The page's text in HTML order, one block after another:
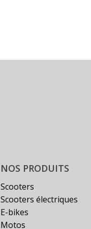
NOS PRODUITS
Scooters
Scooters électriques
E-bikes
Motos